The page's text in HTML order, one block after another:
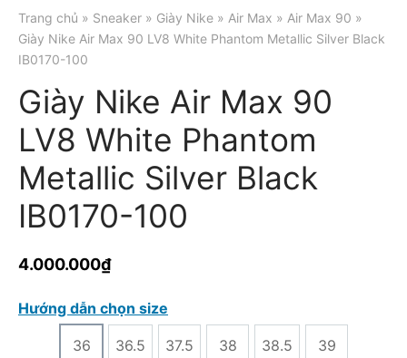
Trang chủ » Sneaker » Giày Nike » Air Max » Air Max 90 »
Giày Nike Air Max 90 LV8 White Phantom Metallic Silver Black
IB0170-100
Giày Nike Air Max 90
LV8 White Phantom
Metallic Silver Black
IB0170-100
4.000.000₫
Hướng dẫn chọn size
36 36.5 37.5 38 38.5 39